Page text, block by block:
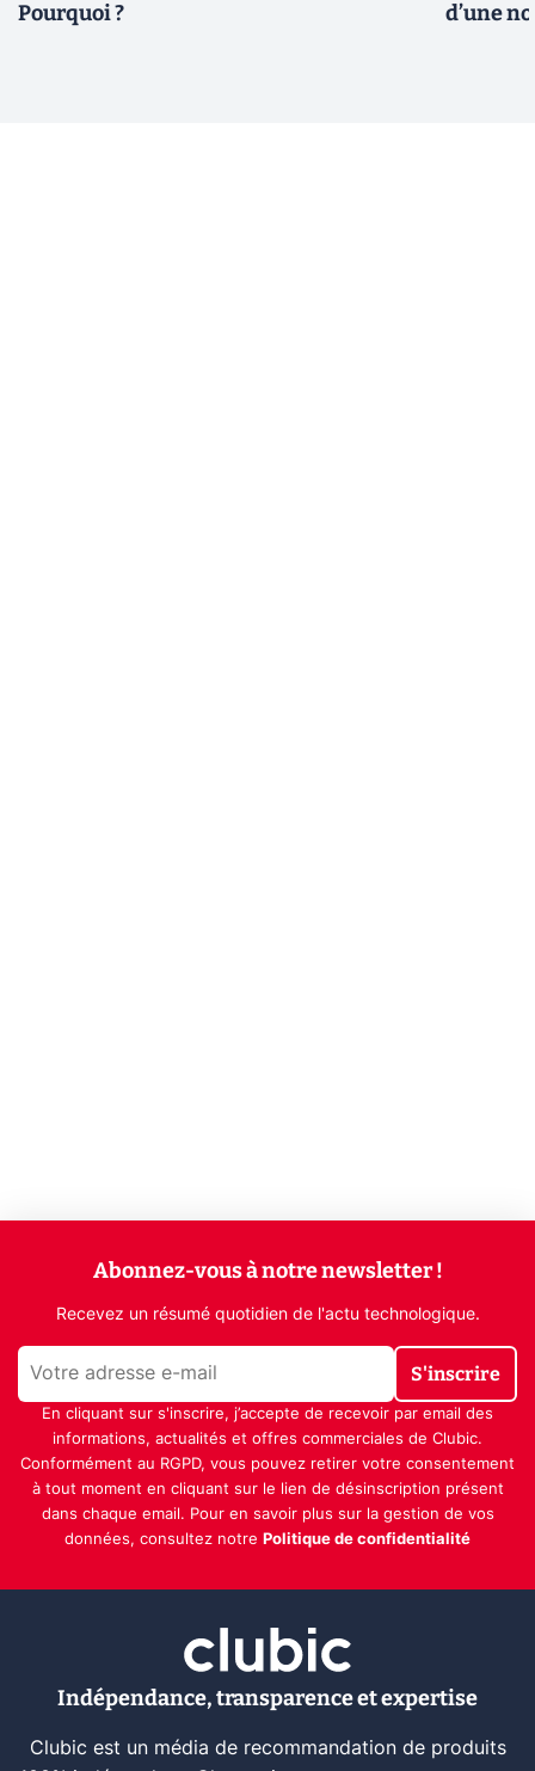
Pourquoi ?
d’une
Abonnez-vous à notre newsletter !
Recevez un résumé quotidien de l'actu technologique.
S'inscrire
En cliquant sur s'inscrire, j’accepte de recevoir par email des
informations, actualités et offres commerciales de Clubic.
Conformément au RGPD, vous pouvez retirer votre consentement
à tout moment en cliquant sur le lien de désinscription présent
dans chaque email. Pour en savoir plus sur la gestion de vos
données, consultez notre Politique de confidentialité
Indépendance, transparence et expertise
Clubic est un média de recommandation de produits